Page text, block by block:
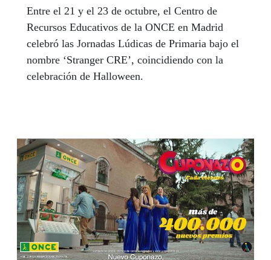
Entre el 21 y el 23 de octubre, el Centro de
Recursos Educativos de la ONCE en Madrid
celebró las Jornadas Lúdicas de Primaria bajo el
nombre ‘Stranger CRE’, coincidiendo con la
celebración de Halloween.